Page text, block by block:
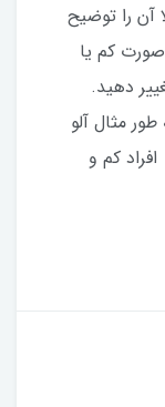
آن را توضیح
کم یا
دهید.
طور مثال آلو
کم و